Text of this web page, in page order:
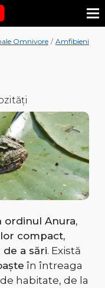
Omnivore / Amfibieni
ordinul Anura,
compact,
a sări. Există
în întreaga
habitate, de la